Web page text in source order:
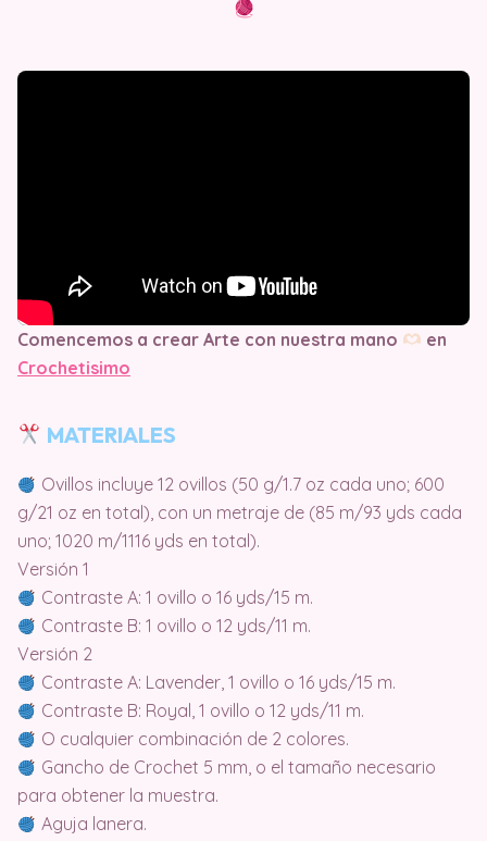
Comencemos a crear Arte con nuestra mano
en
Crochetisimo
MATERIALES
Ovillos incluye 12 ovillos (50 g/1.7 oz cada uno; 600
g/21 oz en total), con un metraje de (85 m/93 yds cada
uno; 1020 m/1116 yds en total).
Versión 1
Contraste A: 1 ovillo o 16 yds/15 m.
Contraste B: 1 ovillo o 12 yds/11 m.
Versión 2
Contraste A: Lavender, 1 ovillo o 16 yds/15 m.
Contraste B: Royal, 1 ovillo o 12 yds/11 m.
O cualquier combinación de 2 colores.
Gancho de Crochet 5 mm, o el tamaño necesario
para obtener la muestra.
Aguja lanera.